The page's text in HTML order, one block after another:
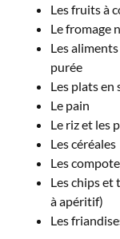
Les fruits à
Le fromage
Les
purée
Les plats en
Le pain
Le riz et les
Les céréales
Les
Les chips et
à apéritif)
Les